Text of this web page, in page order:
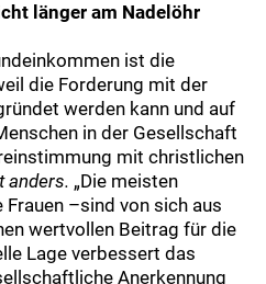
länger am Nadelöhr
ist die
die Forderung mit der
werden kann und auf
in der Gesellschaft
mit christlichen
anders. „Die meisten
–sind von sich aus
wertvollen Beitrag für die
Lage verbessert das
Anerkennung